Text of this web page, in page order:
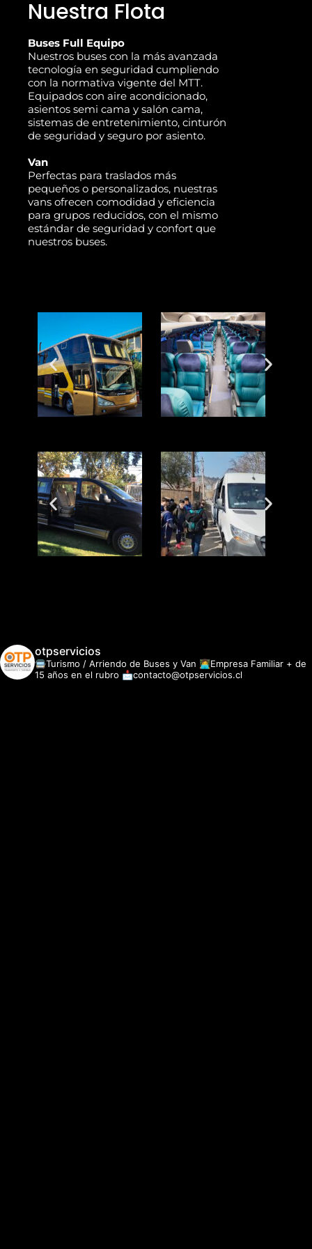
Nuestra Flota
Buses Full Equipo
Nuestros buses con la más avanzada
tecnología en seguridad cumpliendo
con la normativa vigente del MTT.
Equipados con aire acondicionado,
asientos semi cama y salón cama,
sistemas de entretenimiento, cinturón
de seguridad y seguro por asiento.
Van
Perfectas para traslados más
pequeños o personalizados, nuestras
vans ofrecen comodidad y eficiencia
para grupos reducidos, con el mismo
estándar de seguridad y confort que
nuestros buses.
otpservicios
🚍Turismo / Arriendo de Buses y Van 👩‍💻Empresa Familiar + de
15 años en el rubro 📩contacto@otpservicios.cl